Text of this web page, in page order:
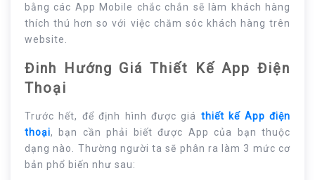
bằng các App Mobile chắc chắn sẽ làm khách hàng
thích thú hơn so với việc chăm sóc khách hàng trên
website.
Đinh Hướng Giá Thiết Kế App Điện
Thoại
Trước hết, để định hình được giá thiết kế App điện
thoại, bạn cần phải biết được App của bạn thuộc
dạng nào. Thường người ta sẽ phân ra làm 3 mức cơ
bản phổ biến như sau: